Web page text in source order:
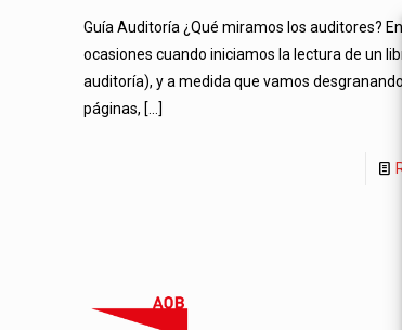
Guía Auditoría ¿Qué miramos los auditores? En
ocasiones cuando iniciamos la lectura de un
auditoría), y a medida que vamos
páginas, […]